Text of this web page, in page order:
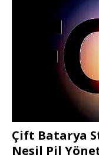
Çift Batarya
Nesil Pil